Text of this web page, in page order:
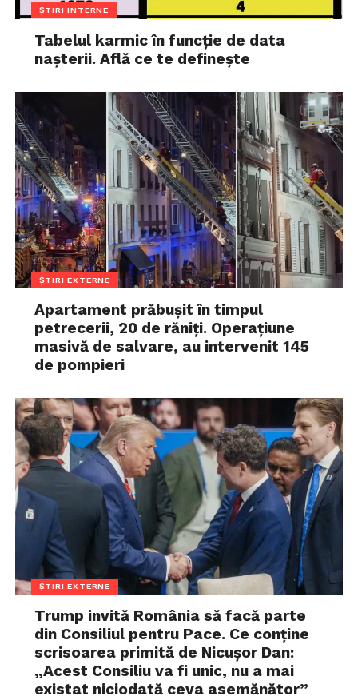
ȘTIRI INTERNE
Tabelul karmic în funcție de data
nașterii. Află ce te definește
ȘTIRI EXTERNE
Apartament prăbușit în timpul
petrecerii, 20 de răniți. Operațiune
masivă de salvare, au intervenit 145
de pompieri
ȘTIRI EXTERNE
Trump invită România să facă parte
din Consiliul pentru Pace. Ce conține
scrisoarea primită de Nicușor Dan:
„Acest Consiliu va fi unic, nu a mai
existat niciodată ceva asemănător”